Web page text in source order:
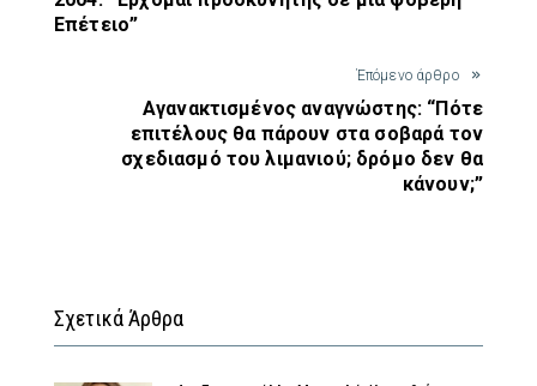
Επέτειο”
Έπόμενο άρθρο
Αγανακτισμένος αναγνώστης: “Πότε
επιτέλους θα πάρουν στα σοβαρά τον
σχεδιασμό του λιμανιού; δρόμο δεν θα
κάνουν;”
Σχετικά Άρθρα